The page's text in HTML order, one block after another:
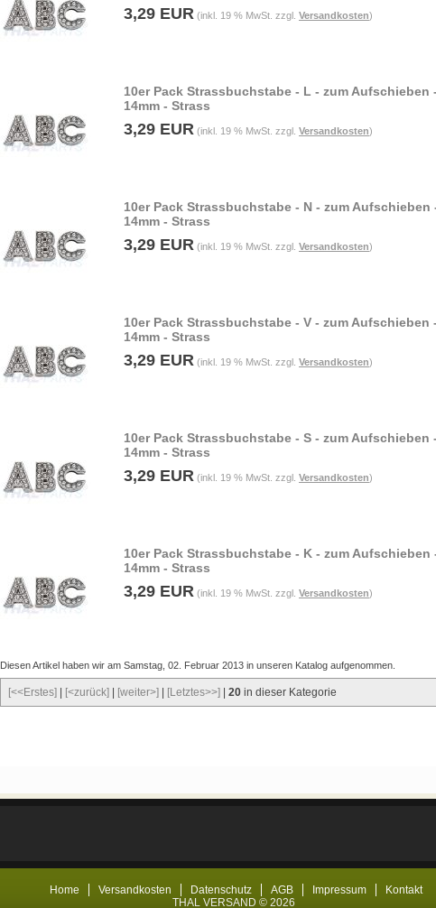
3,29 EUR (inkl. 19 % MwSt. zzgl. Versandkosten)
10er Pack Strassbuchstabe - L - zum Aufschieben
14mm - Strass
3,29 EUR (inkl. 19 % MwSt. zzgl. Versandkosten)
10er Pack Strassbuchstabe - N - zum Aufschieben
14mm - Strass
3,29 EUR (inkl. 19 % MwSt. zzgl. Versandkosten)
10er Pack Strassbuchstabe - V - zum Aufschieben
14mm - Strass
3,29 EUR (inkl. 19 % MwSt. zzgl. Versandkosten)
10er Pack Strassbuchstabe - S - zum Aufschieben
14mm - Strass
3,29 EUR (inkl. 19 % MwSt. zzgl. Versandkosten)
10er Pack Strassbuchstabe - K - zum Aufschieben
14mm - Strass
3,29 EUR (inkl. 19 % MwSt. zzgl. Versandkosten)
Diesen Artikel haben wir am Samstag, 02. Februar 2013 in unseren Katalog aufgenommen.
[<<Erstes] [<zurück] [weiter>] [Letztes>>] 20 in dieser Kategorie
Home Versandkosten Datenschutz AGB Impressum
Kontakt
THAL VERSAND © 2026